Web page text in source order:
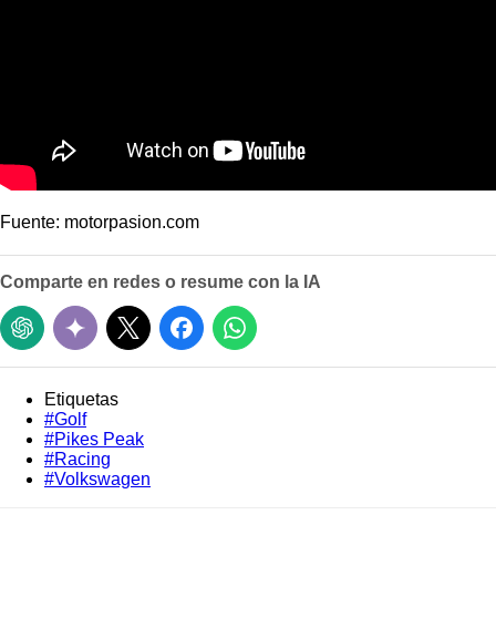
Fuente: motorpasion.com
Comparte en redes o resume con la IA
Etiquetas
#Golf
#Pikes Peak
#Racing
#Volkswagen